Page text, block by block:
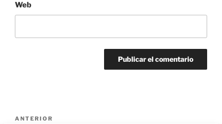
Web
Navegación
Entrada
ANTERIOR